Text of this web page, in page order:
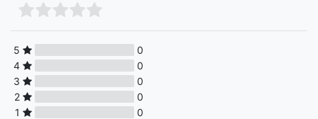
5
0
4
0
3
0
2
0
1
0